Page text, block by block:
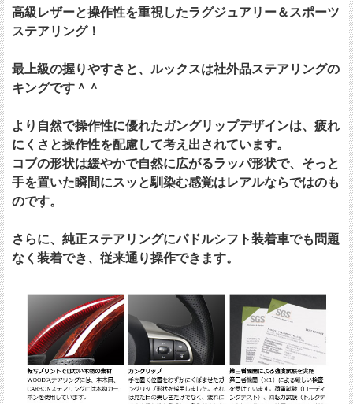
高級レザーと操作性を重視したラグジュアリー＆スポーツ
ステアリング！
最上級の握りやすさと、ルックスは社外品ステアリングの
キングです＾＾
より自然で操作性に優れたガングリップデザインは、疲れ
にくさと操作性を配慮して考え出されています。
コブの形状は緩やかで自然に広がるラッパ形状で、そっと
手を置いた瞬間にスッと馴染む感覚はレアルならではのも
のです。
さらに、純正ステアリングにパドルシフト装着車でも問題
なく装着でき、従来通り操作できます。